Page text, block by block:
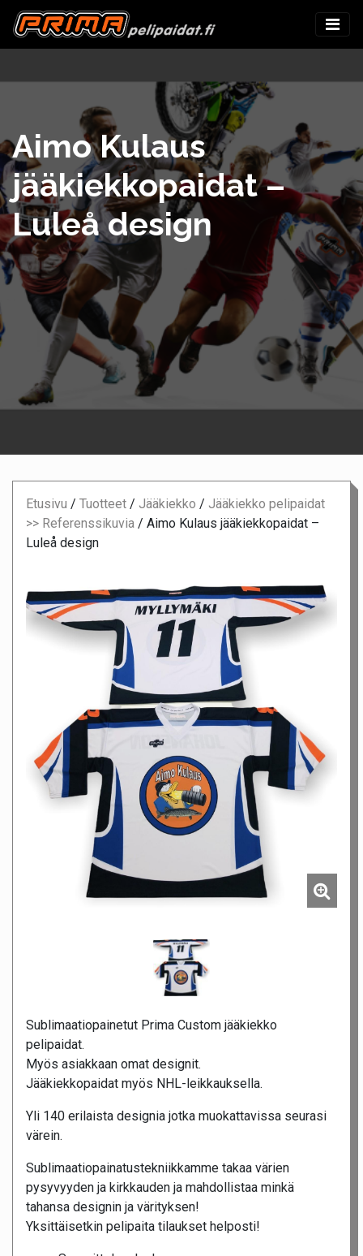
Aimo Kulaus
jääkiekkopaidat –
Luleå design
Etusivu / Tuotteet / Jääkiekko / Jääkiekko pelipaidat
>> Referenssikuvia / Aimo Kulaus jääkiekkopaidat –
Luleå design
Sublimaatiopainetut Prima Custom jääkiekko
pelipaidat.
Myös asiakkaan omat designit.
Jääkiekkopaidat myös NHL-leikkauksella.
Yli 140 erilaista designia jotka muokattavissa seurasi
värein.
Sublimaatiopainatustekniikkamme takaa värien
pysyvyyden ja kirkkauden ja mahdollistaa minkä
tahansa designin ja värityksen!
Yksittäisetkin pelipaita tilaukset helposti!